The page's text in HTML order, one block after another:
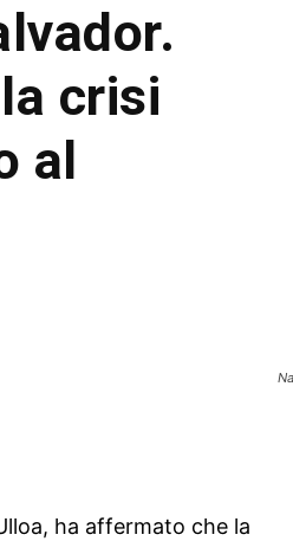
crisi
al
ha affermato che la